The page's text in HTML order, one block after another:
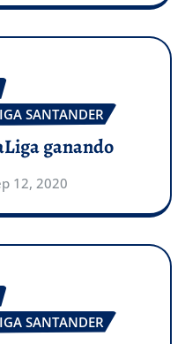
SANTANDER
ganando
12, 2020
SANTANDER